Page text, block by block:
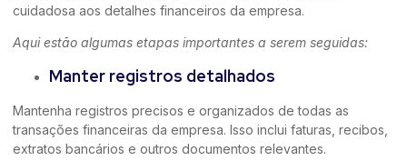
cuidadosa aos detalhes financeiros da empresa.
Aqui estão algumas etapas importantes a serem seguidas:
Manter registros detalhados
Mantenha registros precisos e organizados de todas as
transações financeiras da empresa. Isso inclui faturas, recibos,
extratos bancários e outros documentos relevantes.